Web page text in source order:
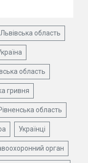
Львівська область
область
гривня
область
Українці
орган